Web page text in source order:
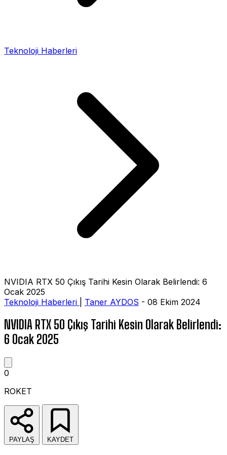
Teknoloji Haberleri
NVIDIA RTX 50 Çıkış Tarihi Kesin Olarak Belirlendi: 6
Ocak 2025
Teknoloji Haberleri
Taner AYDOS - 08 Ekim 2024
NVIDIA RTX 50 Çıkış Tarihi Kesin Olarak Belirlendi:
6 Ocak 2025
0
ROKET
PAYLAŞ KAYDET